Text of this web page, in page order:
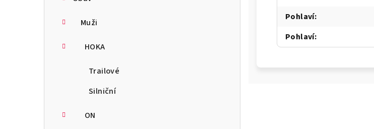
Muži
HOKA
Trailové
Silniční
ON
Pohlaví:
Pohlaví: